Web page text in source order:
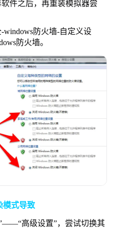
件之后，再重装模拟器尝
防火墙-自定义设
防火墙。
模式导致
高级设置”，尝试切换其